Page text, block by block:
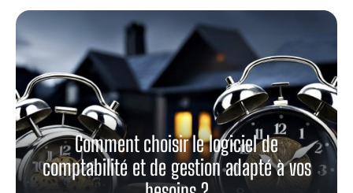
Comment choisir le logiciel de
comptabilité et de gestion adapté à vos